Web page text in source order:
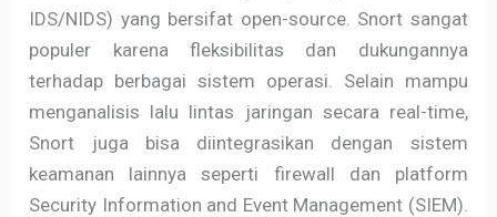
IDS/NIDS) yang bersifat open-source. Snort sangat
populer karena fleksibilitas dan dukungannya
terhadap berbagai sistem operasi. Selain mampu
menganalisis lalu lintas jaringan secara real-time,
Snort juga bisa diintegrasikan dengan sistem
keamanan lainnya seperti firewall dan platform
Security Information and Event Management (SIEM).